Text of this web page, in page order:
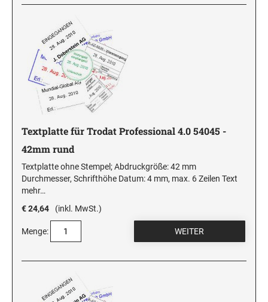
Textplatte für Trodat Professional 4.0 54045 -
42mm rund
Textplatte ohne Stempel; Abdruckgröße: 42 mm
Durchmesser, Schrifthöhe Datum: 4 mm, max. 6 Zeilen Text
mehr…
€ 24,64
(inkl. MwSt.)
Menge: